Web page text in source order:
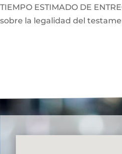
TIEMPO ESTIMADO DE
sobre la legalidad del